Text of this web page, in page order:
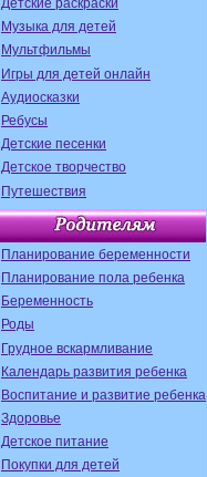
Детские раскраски
Музыка для детей
Мультфильмы
Игры для детей онлайн
Аудиосказки
Ребусы
Детские песенки
Детское творчество
Путешествия
Планирование беременности
Планирование пола ребенка
Беременность
Роды
Грудное вскармливание
Календарь развития ребенка
Воспитание и развитие ребенка
Здоровье
Детское питание
Покупки для детей